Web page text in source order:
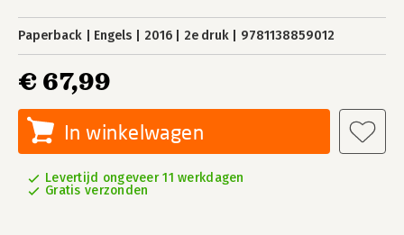
Paperback Engels 2016 2e druk 9781138859012
€ 67,99
In winkelwagen
Levertijd ongeveer 11 werkdagen
Gratis verzonden